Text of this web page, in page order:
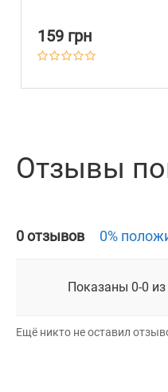
159 грн
Отзывы
0 отзывов 0%
Показаны 0-0 из
Ещё никто не оставил